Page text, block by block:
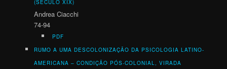
(SÉCULO XIX)
Andrea Ciacchi
74-94
PDF
RUMO A UMA DESCOLONIZAÇÃO DA PSICOLOGIA LATINO-
AMERICANA – CONDIÇÃO PÓS-COLONIAL, VIRADA